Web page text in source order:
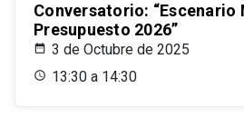
Conversatorio: “Escenario
Presupuesto 2026”
3 de Octubre de 2025
13:30 a 14:30